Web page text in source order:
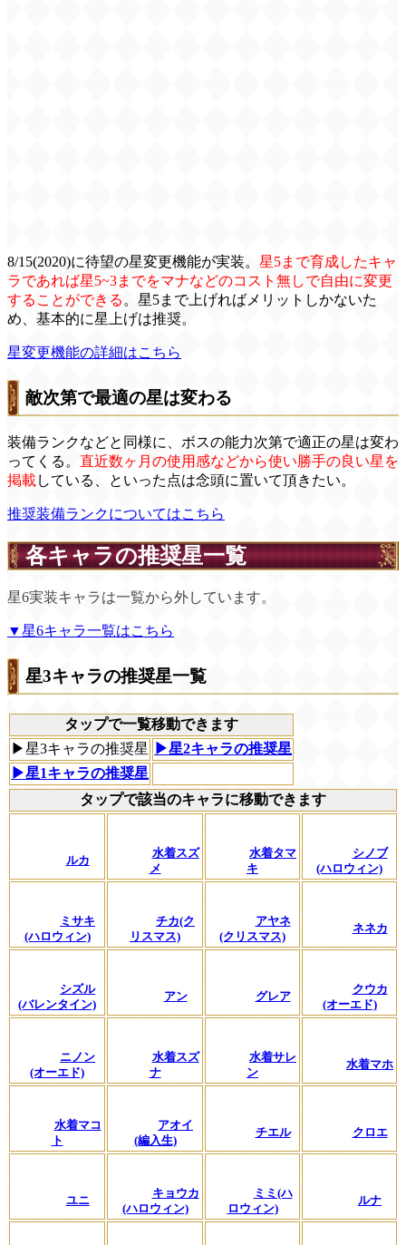
8/15(2020)に待望の星変更機能が実装。 星5まで育成したキャ
ラであれば星5~3までをマナなどのコスト無しで自由に変更
することができる 。星5まで上げればメリットしかないた
め、基本的に星上げは推奨。
星変更機能の詳細はこちら
敵次第で最適の星は変わる
装備ランクなどと同様に、ボスの能力次第で適正の星は変わ
ってくる。 直近数ヶ月の使用感などから使い勝手の良い星を
掲載している、といった点は念頭に置いて頂きたい。
推奨装備ランクについてはこちら
各キャラの推奨星一覧
星6実装キャラは一覧から外しています。
▼星6キャラ一覧はこちら
星3キャラの推奨星一覧
タップで一覧移動できます
▶星3キャラの推奨星
▶星2キャラの推奨星
▶星1キャラの推奨星
タップで該当のキャラに移動できます
ルカ
水着スズ
メ
水着タマ
キ
シノブ
(ハロウィン)
ミサキ
(ハロウィン)
チカ(ク
リスマス)
アヤネ
(クリスマス)
ネネカ
シズル
(バレンタイン)
アン グレア
クウカ
(オーエド)
ニノン
(オーエド)
水着スズ
ナ
水着サレ
ン
水着マホ
水着マコ
ト
アオイ
(編入生)
チエル クロエ
ユニ
キョウカ
(ハロウィン)
ミミ(ハ
ロウィン)
ルナ